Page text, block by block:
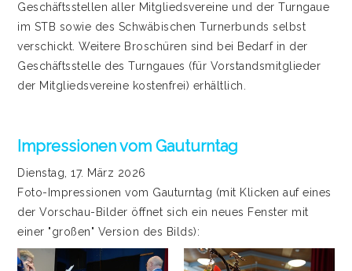
Geschäftsstellen aller Mitgliedsvereine und der Turngaue
im STB sowie des Schwäbischen Turnerbunds selbst
verschickt. Weitere Broschüren sind bei Bedarf in der
Geschäftsstelle des Turngaues (für Vorstandsmitglieder
der Mitgliedsvereine kostenfrei) erhältlich.
Impressionen vom Gauturntag
Dienstag, 17. März 2026
Foto-Impressionen vom Gauturntag (mit Klicken auf eines
der Vorschau-Bilder öffnet sich ein neues Fenster mit
einer "großen" Version des Bilds):